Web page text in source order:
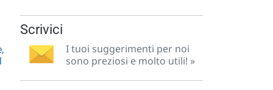
Scrivici
I tuoi suggerimenti per noi
sono preziosi e molto utili! »